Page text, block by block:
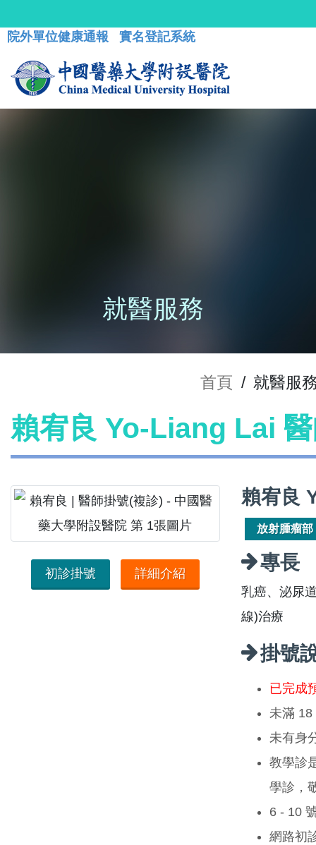
院外單位健康通報 實名登記系統
就醫服務
首頁 / 就醫服
賴宥良 Yo-Liang Lai
初診掛號 詳細介紹
賴宥良
放射腫瘤部
專長
乳癌、泌尿
線)治療
掛號
已完成
未滿 18
未有身
教學診
學診，
6 - 10
網路初